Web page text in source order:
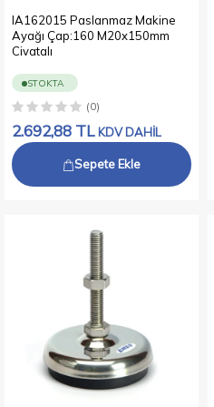
IA162015 Paslanmaz Makine
Ayağı Çap:160 M20x150mm
Civatalı
STOKTA
(0)
2.692,88 TL KDV DAHİL
Sepete Ekle